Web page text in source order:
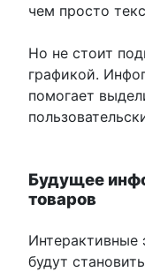
чем просто
Но не стоит
графикой.
помогает
Будущее
товаров
Интерактивные
будут